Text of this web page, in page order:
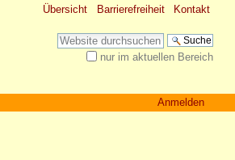
Übersicht Barrierefreiheit Kontakt
Website durchsuchen
nur im aktuellen Bereich
Anmelden